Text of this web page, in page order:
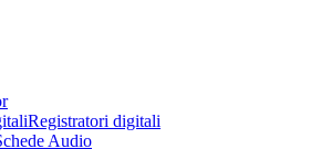
Registratori digitali
Audio